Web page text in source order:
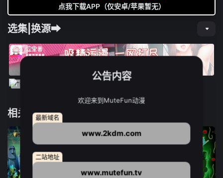
点我下载APP（仅安卓/苹果暂无）
选集|换源➡
相关推荐
公告内容
欢迎来到MuteFun动漫
最新域名
www.2kdm.com
二站地址
www.mutefun.tv